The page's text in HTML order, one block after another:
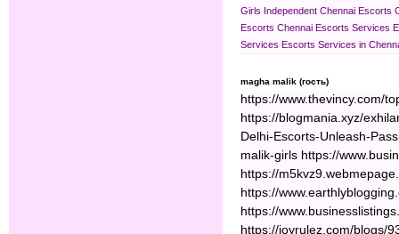
Girls Independent Chennai Escorts
Escorts Chennai Escorts Services
Services Escorts Services in
magha malik (гость)
https://www.thevincy.com/
https://blogmania.xyz/
Delhi-Escorts-Unleash-
malik-girls https://
https://
https://
https://
https://joyrulez.com/blogs/